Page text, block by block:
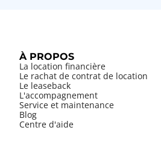
À PROPOS
La location financière
Le rachat de contrat de location
Le leaseback
L'accompagnement
Service et maintenance
Blog
Centre d'aide